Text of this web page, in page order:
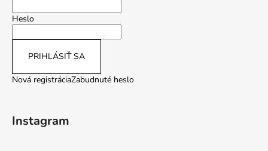
Heslo
PRIHLÁSIŤ SA
Nová registráciaZabudnuté heslo
Instagram